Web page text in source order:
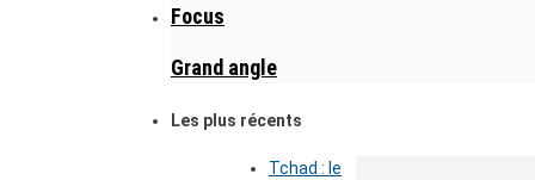
Focus
Grand angle
Les plus récents
Tchad : le